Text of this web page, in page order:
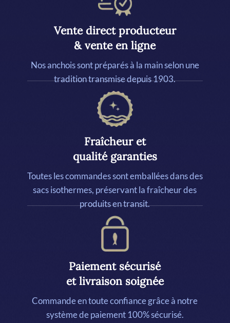
Vente direct producteur
& vente en ligne
Nos anchois sont préparés à la main selon une
tradition transmise depuis 1903.
Fraîcheur et
qualité garanties
Toutes les commandes sont emballées dans des
sacs isothermes, préservant la fraîcheur des
produits en transit.
Paiement sécurisé
et livraison soignée
Commande en toute confiance grâce à notre
système de paiement 100% sécurisé.